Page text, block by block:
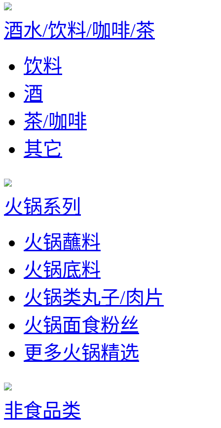
酒水/饮料/咖啡/茶
饮料
酒
茶/咖啡
其它
火锅系列
火锅蘸料
火锅底料
火锅类丸子/肉片
火锅面食粉丝
更多火锅精选
非食品类